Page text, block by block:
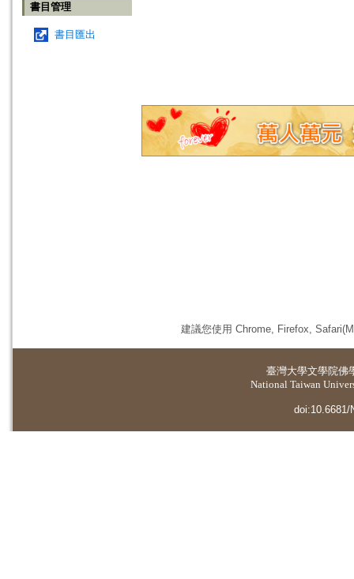
書目管理
書目匯出
建議您使用 Chrome, Firefox,
臺灣大學文學院佛
National Taiwan
doi:10.6681/